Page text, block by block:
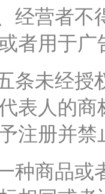
营者不得
者用于
未经授
表人的
注册并禁
商品或